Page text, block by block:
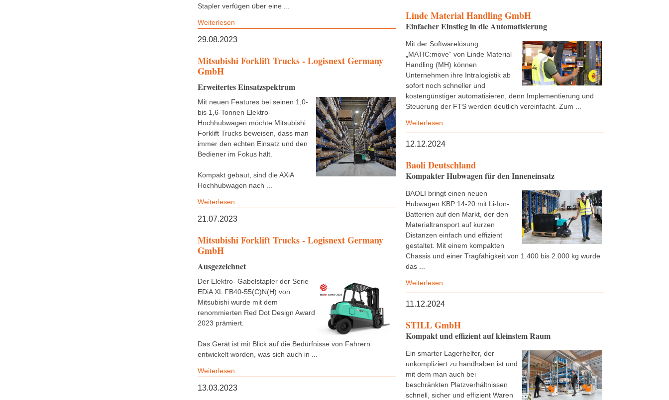
Linde Material Handling GmbH
Einfacher Einstieg in die Automatisierung
Mit der Softwarelösung
„MATIC:move“ von Linde Material
Handling (MH) können
Unternehmen ihre Intralogistik ab
sofort noch schneller und
kostengünstiger automatisieren, denn Implementierung und
Steuerung der FTS werden deutlich vereinfacht. Zum ...
Weiterlesen
12.12.2024
Baoli Deutschland
Kompakter Hubwagen für den Inneneinsatz
BAOLI bringt einen neuen
Hubwagen KBP 14-20 mit Li-Ion-
Batterien auf den Markt, der den
Materialtransport auf kurzen
Distanzen einfach und effizient
gestaltet. Mit einem kompakten
Chassis und einer Tragfähigkeit von 1.400 bis 2.000 kg wurde
das ...
Weiterlesen
11.12.2024
STILL GmbH
Kompakt und effizient auf kleinstem Raum
Ein smarter Lagerhelfer, der
unkompliziert zu handhaben ist und
mit dem man auch bei
beschränkten Platzverhältnissen
schnell, sicher und effizient Waren
Stapler verfügen über eine ...
Weiterlesen
29.08.2023
Mitsubishi Forklift Trucks - Logisnext Germany
GmbH
Erweitertes Einsatzspektrum
Mit neuen Features bei seinen 1,0-
bis 1,6-Tonnen Elektro-
Hochhubwagen möchte Mitsubishi
Forklift Trucks beweisen, dass man
immer den echten Einsatz und den
Bediener im Fokus hält.
Kompakt gebaut, sind die AXiA
Hochhubwagen nach ...
Weiterlesen
21.07.2023
Mitsubishi Forklift Trucks - Logisnext Germany
GmbH
Ausgezeichnet
Der Elektro- Gabelstapler der Serie
EDiA XL FB40-55(C)N(H) von
Mitsubishi wurde mit dem
renommierten Red Dot Design Award
2023 prämiert.
Das Gerät ist mit Blick auf die Bedürfnisse von Fahrern
entwickelt worden, was sich auch in ...
Weiterlesen
13.03.2023